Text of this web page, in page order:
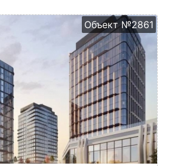
Объект №2861